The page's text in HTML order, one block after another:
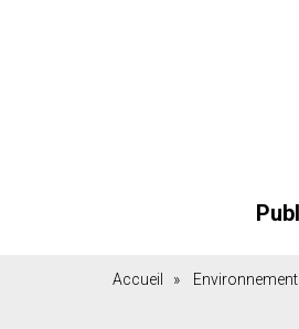
Accueil » Environnement